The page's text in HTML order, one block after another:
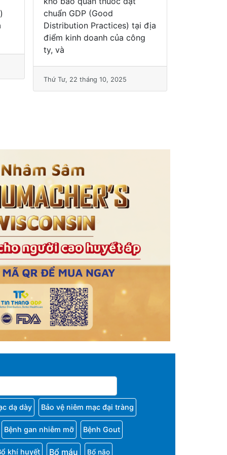
thẩm định và công nhận đạt
chuẩn “Thực hành tốt nhà
thuốc – GPP” v
Thứ Năm, 16 tháng 10, 2025
dạ dày Bảo vệ niêm mạc đại tràng
Bệnh gan nhiễm mỡ Bệnh Gout
khí huyết Bổ máu Bổ não